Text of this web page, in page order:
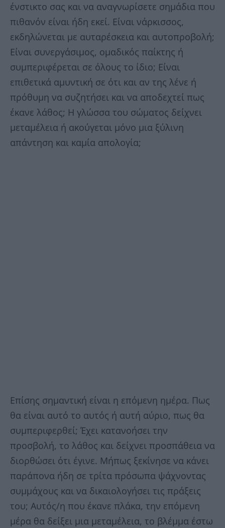
ένστικτο σας και να αναγνωρίσετε σημάδια που
πιθανόν είναι ήδη εκεί. Είναι νάρκισσος,
εκδηλώνεται με αυταρέσκεια και αυτοπροβολή;
Είναι συνεργάσιμος, ομαδικός παίκτης ή
συμπεριφέρεται σε όλους το ίδιο; Είναι
επιθετικά αμυντική σε ότι και αν της λένε ή
πρόθυμη να συζητήσει και να αποδεχτεί πως
έκανε λάθος; Η γλώσσα του σώματος δείχνει
μεταμέλεια ή ακούγεται μόνο μια ξύλινη
απάντηση και καμία απολογία;
Επίσης σημαντική είναι η επόμενη ημέρα. Πως
θα είναι αυτό το αυτός ή αυτή αύριο, πως θα
συμπεριφερθεί; Έχει κατανοήσει την
προσβολή, το λάθος και δείχνει προσπάθεια να
διορθώσει ότι έγινε. Μήπως ξεκίνησε να κάνει
παράπονα ήδη σε τρίτα πρόσωπα ψάχνοντας
συμμάχους και να δικαιολογήσει τις πράξεις
του; Αυτός/η που έκανε πλάκα, την επόμενη
μέρα θα δείξει μια μεταμέλεια, το βλέμμα έστω